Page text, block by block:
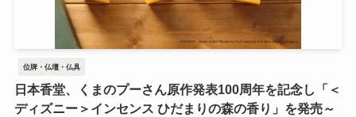
位牌・仏壇・仏具
日本香堂、くまのプーさん原作発表100周年を記念し「＜
ディズニー＞インセンス ひだまりの森の香り」を発売～